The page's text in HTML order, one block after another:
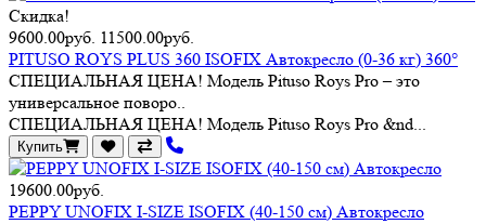
Скидка!
9600.00руб. 11500.00руб.
PITUSO ROYS PLUS 360 ISOFIX Автокресло (0-36 кг) 360°
СПЕЦИАЛЬНАЯ ЦЕНА! Модель Pituso Roys Pro – это
универсальное поворо..
СПЕЦИАЛЬНАЯ ЦЕНА! Модель Pituso Roys Pro &nd...
Купить
19600.00руб.
PEPPY UNOFIX I-SIZE ISOFIX (40-150 см) Автокресло